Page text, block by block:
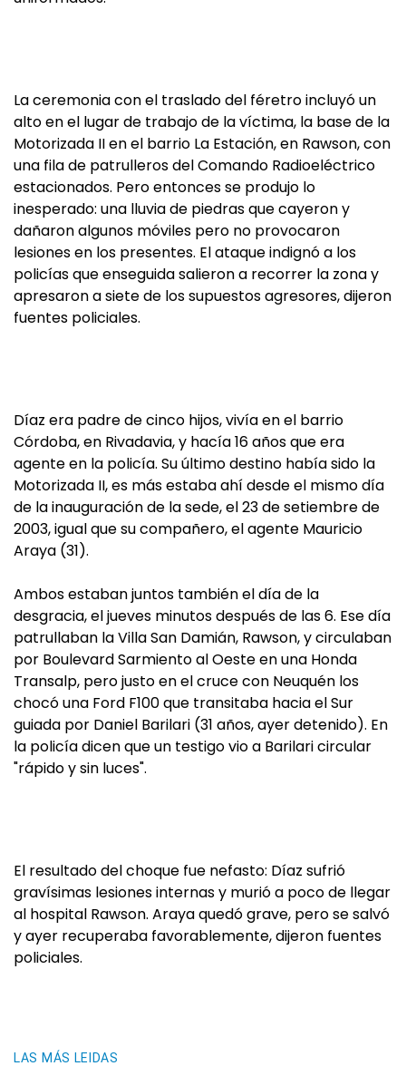
La ceremonia con el traslado del féretro incluyó un
alto en el lugar de trabajo de la víctima, la base de la
Motorizada II en el barrio La Estación, en Rawson, con
una fila de patrulleros del Comando Radioeléctrico
estacionados. Pero entonces se produjo lo
inesperado: una lluvia de piedras que cayeron y
dañaron algunos móviles pero no provocaron
lesiones en los presentes. El ataque indignó a los
policías que enseguida salieron a recorrer la zona y
apresaron a siete de los supuestos agresores, dijeron
fuentes policiales.
Díaz era padre de cinco hijos, vivía en el barrio
Córdoba, en Rivadavia, y hacía 16 años que era
agente en la policía. Su último destino había sido la
Motorizada II, es más estaba ahí desde el mismo día
de la inauguración de la sede, el 23 de setiembre de
2003, igual que su compañero, el agente Mauricio
Araya (31).
Ambos estaban juntos también el día de la
desgracia, el jueves minutos después de las 6. Ese día
patrullaban la Villa San Damián, Rawson, y circulaban
por Boulevard Sarmiento al Oeste en una Honda
Transalp, pero justo en el cruce con Neuquén los
chocó una Ford F100 que transitaba hacia el Sur
guiada por Daniel Barilari (31 años, ayer detenido). En
la policía dicen que un testigo vio a Barilari circular
"rápido y sin luces".
El resultado del choque fue nefasto: Díaz sufrió
gravísimas lesiones internas y murió a poco de llegar
al hospital Rawson. Araya quedó grave, pero se salvó
y ayer recuperaba favorablemente, dijeron fuentes
policiales.
LAS MÁS LEIDAS